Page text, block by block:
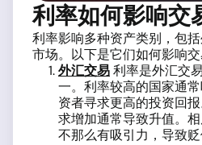
利率如何影响交
利率影响多种资产类别，包
市场。以下是它们如何影响交
外汇交易利率是外汇交
一。利率较高的国家通
资者寻求更高的投资回
求增加通常导致升值。
不那么有吸引力，导致贬